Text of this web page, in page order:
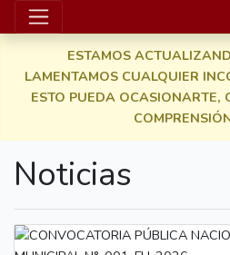
ESTAMOS
LAMENTAMOS CUALQUIER
ESTO PUEDA OCASIONARTE,
Noticias